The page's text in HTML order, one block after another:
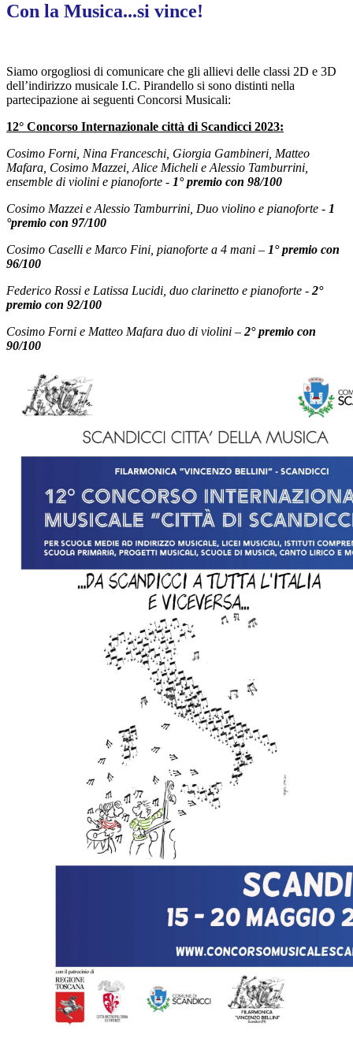
Con la Musica...si vince!
Siamo orgogliosi di comunicare che gli allievi delle classi 2D e 3D
dell’indirizzo musicale I.C. Pirandello si sono distinti nella
partecipazione ai seguenti Concorsi Musicali:
12° Concorso Internazionale città di Scandicci 2023:
Cosimo Forni, Nina Franceschi, Giorgia Gambineri, Matteo
Mafara, Cosimo Mazzei, Alice Micheli e Alessio Tamburrini,
ensemble di violini e pianoforte - 1° premio con 98/100
Cosimo Mazzei e Alessio Tamburrini, Duo violino e pianoforte - 1
°premio con 97/100
Cosimo Caselli e Marco Fini, pianoforte a 4 mani – 1° premio con
96/100
Federico Rossi e Latissa Lucidi, duo clarinetto e pianoforte - 2°
premio con 92/100
Cosimo Forni e Matteo Mafara duo di violini – 2° premio con
90/100